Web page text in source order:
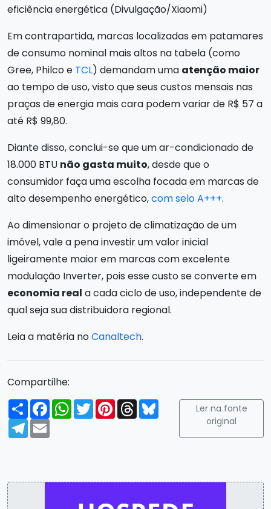
eficiência energética (Divulgação/Xiaomi)
Em contrapartida, marcas localizadas em patamares
de consumo nominal mais altos na tabela (como
Gree, Philco e TCL) demandam uma atenção maior
ao tempo de uso, visto que seus custos mensais nas
praças de energia mais cara podem variar de R$ 57 a
até R$ 99,80.
Diante disso, conclui-se que um ar-condicionado de
18.000 BTU não gasta muito, desde que o
consumidor faça uma escolha focada em marcas de
alto desempenho energético,com selo A+++.
Ao dimensionar o projeto de climatização de um
imóvel, vale a pena investir um valor inicial
ligeiramente maior em marcas com excelente
modulação Inverter, pois esse custo se converte em
economia real a cada ciclo de uso, independente de
qual seja sua distribuidora regional.
Leia a matéria noCanaltech.
Compartilhe:
Compartilhar
FacebookWhatsApp
TwitterPinterest
ThreadsBluesky
Telegram
Email
Ler na fonte
original